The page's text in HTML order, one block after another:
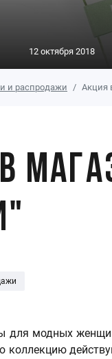
12 октября 2018
и распродажи Акция
для модных
коллекцию